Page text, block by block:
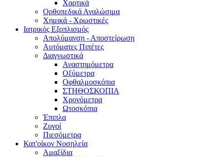
Χαρτικά
Ορθοπεδικά Αναλώσιμα
Χημικά - Χρωστικές
Ιατρικός Εξοπλισμός
Απολύμανση - Αποστείρωση
Αυτόματες Πιπέτες
Διαγνωστικά
Αναστημόμετρα
Οξύμετρα
Οφθαλμοσκόπια
ΣΤΗΘΟΣΚΟΠΙΑ
Χρονόμετρα
Ωτοσκόπια
Έπιπλα
Ζυγοί
Πιεσόμετρα
Κατ'οίκον Νοσηλεία
Αμαξίδια